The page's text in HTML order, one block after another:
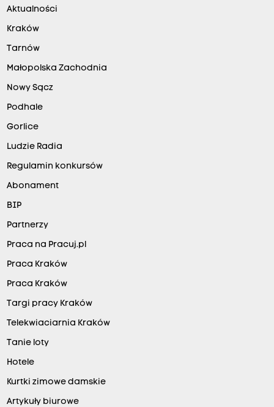
Aktualności
Kraków
Tarnów
Małopolska Zachodnia
Nowy Sącz
Podhale
Gorlice
Ludzie Radia
Regulamin konkursów
Abonament
BIP
Partnerzy
Praca na Pracuj.pl
Praca Kraków
Praca Kraków
Targi pracy Kraków
Telekwiaciarnia Kraków
Tanie loty
Hotele
Kurtki zimowe damskie
Artykuły biurowe